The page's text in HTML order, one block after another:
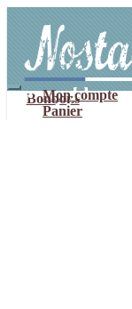
navigation
contenu
Mon compte
Panier
Bonbons